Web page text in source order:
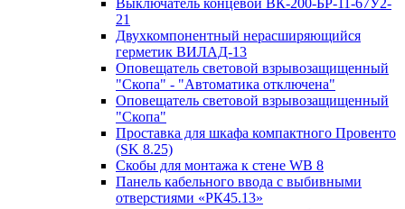
Выключатель концевой ВК-200-БР-11-67У2-
21
Двухкомпонентный нерасширяющийся
герметик ВИЛАД-13
Оповещатель световой взрывозащищенный
"Скопа" - "Автоматика отключена"
Оповещатель световой взрывозащищенный
"Скопа"
Проставка для шкафа компактного Провенто
(SK 8.25)
Скобы для монтажа к стене WB 8
Панель кабельного ввода с выбивными
отверстиями «РК45.13»